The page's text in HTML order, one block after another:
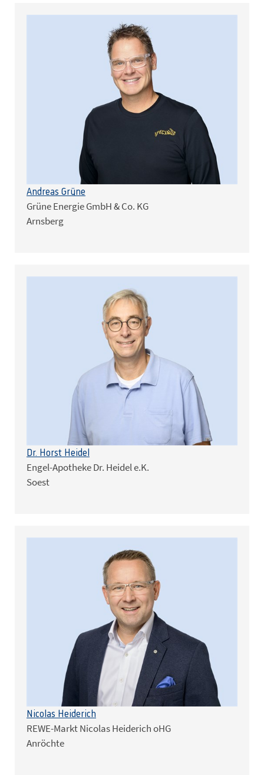
Andreas Grüne
Grüne Energie GmbH & Co. KG
Arnsberg
Dr. Horst Heidel
Engel-Apotheke Dr. Heidel e.K.
Soest
Nicolas Heiderich
REWE-Markt Nicolas Heiderich oHG
Anröchte